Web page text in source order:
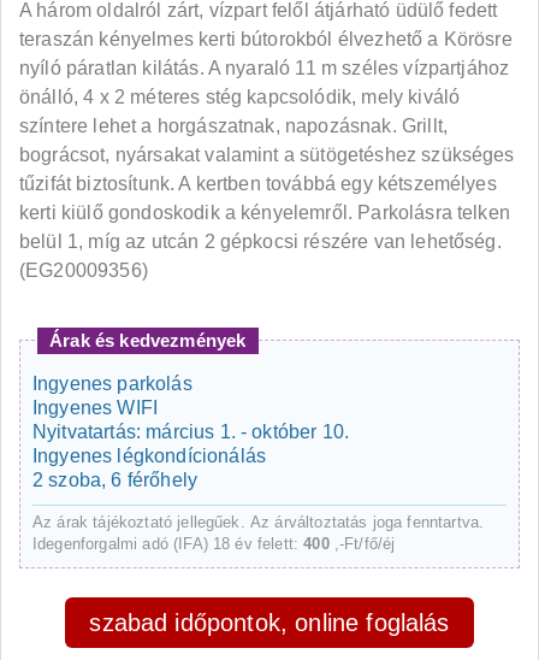
A három oldalról zárt, vízpart felől átjárható üdülő fedett
teraszán kényelmes kerti bútorokból élvezhető a Körösre
nyíló páratlan kilátás. A nyaraló 11 m széles vízpartjához
önálló, 4 x 2 méteres stég kapcsolódik, mely kiváló
színtere lehet a horgászatnak, napozásnak. Grillt,
bográcsot, nyársakat valamint a sütögetéshez szükséges
tűzifát biztosítunk. A kertben továbbá egy kétszemélyes
kerti kiülő gondoskodik a kényelemről. Parkolásra telken
belül 1, míg az utcán 2 gépkocsi részére van lehetőség.
(EG20009356)
Árak és kedvezmények
Ingyenes parkolás
Ingyenes WIFI
Nyitvatartás: március 1. - október 10.
Ingyenes légkondícionálás
2 szoba, 6 férőhely
Az árak tájékoztató jellegűek. Az árváltoztatás joga fenntartva.
Idegenforgalmi adó (IFA) 18 év felett:400 ,-Ft/fő/éj
szabad időpontok, online foglalás